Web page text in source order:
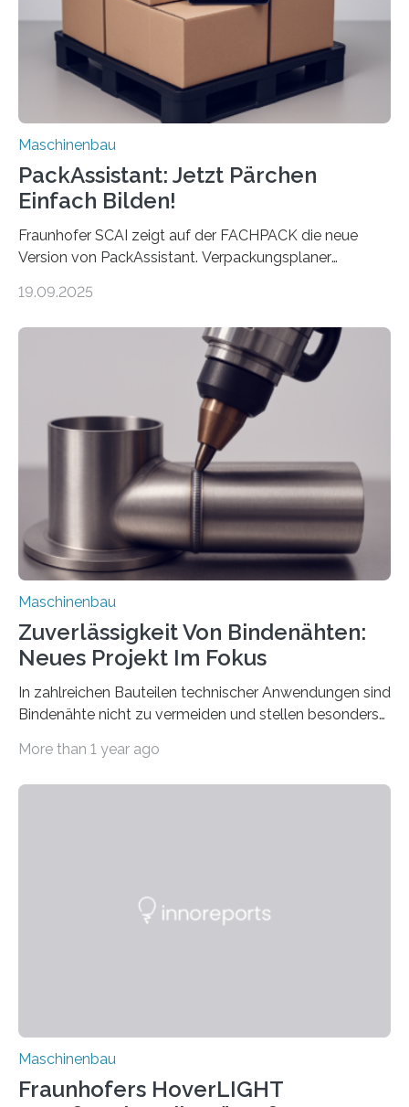
Auftrag kann das Umrüsten…
Maschinenbau
PackAssistant: Jetzt Pärchen
Einfach Bilden!
Fraunhofer SCAI zeigt auf der FACHPACK die neue
Version von PackAssistant. Verpackungsplaner
Automobil, Maschinenbau und in der Zulieferindustrie.
Teile als eine Einheit verpacken. Die Anordnung kann
der Benutzer vorgeben und erhält so mehr Kontrolle
über die Positionierung der Bauteile. Die ebenfalls neue
Automatisierungsschnittstelle dient dazu, die Software
besser in spezifische Unternehmensprozesse
einzubinden. Sankt Augustin – Zur Messe FACHPACK
vom 23. bis 25. September in Nürnberg…
19.09.2025
Maschinenbau
Zuverlässigkeit Von Bindenähten:
Neues Projekt Im Fokus
In zahlreichen Bauteilen technischer Anwendungen sind
Bindenähte nicht zu vermeiden und stellen besonders
Matrixmaterials eine große Herausforderung dar.
Durch den verstärkten Einsatz von Rezyklaten
More than 1 year ago
Maschinenbau
Fraunhofers HoverLIGHT